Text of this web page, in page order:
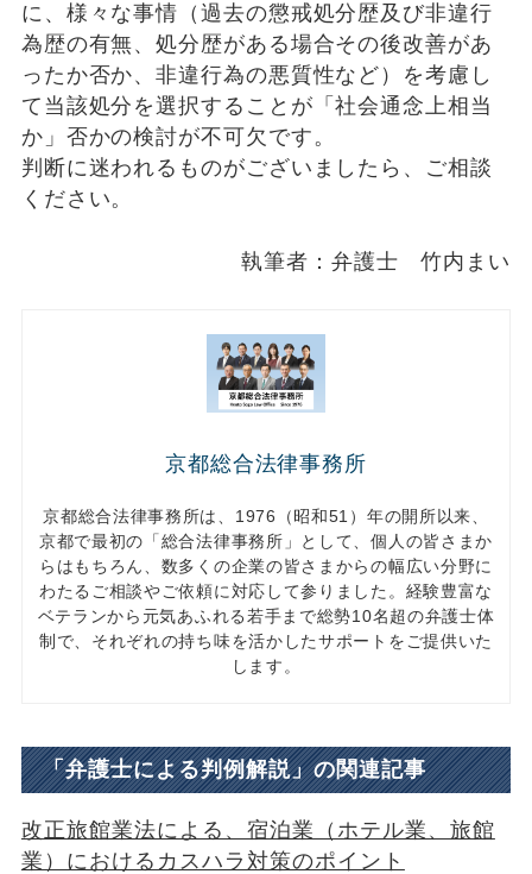
に、様々な事情（過去の懲戒処分歴及び非違行
為歴の有無、処分歴がある場合その後改善があ
ったか否か、非違行為の悪質性など）を考慮し
て当該処分を選択することが「社会通念上相当
か」否かの検討が不可欠です。
判断に迷われるものがございましたら、ご相談
ください。
執筆者：弁護士 竹内まい
京都総合法律事務所
京都総合法律事務所は、1976（昭和51）年の開所以来、
京都で最初の「総合法律事務所」として、個人の皆さまか
らはもちろん、数多くの企業の皆さまからの幅広い分野に
わたるご相談やご依頼に対応して参りました。経験豊富な
ベテランから元気あふれる若手まで総勢10名超の弁護士体
制で、それぞれの持ち味を活かしたサポートをご提供いた
します。
「弁護士による判例解説」の関連記事
改正旅館業法による、宿泊業（ホテル業、旅館
業）におけるカスハラ対策のポイント